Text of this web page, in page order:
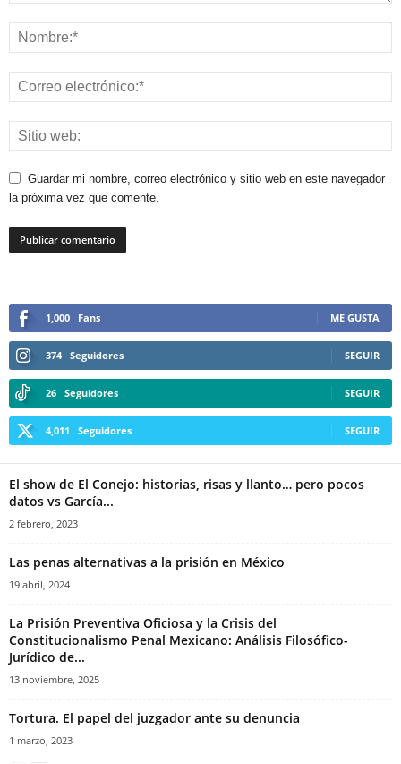
Telegram
Guardar mi nombre, correo electrónico y sitio web en este navegador
la próxima vez que comente.
1,000 Fans ME GUSTA
374 Seguidores SEGUIR
26 Seguidores SEGUIR
4,011 Seguidores SEGUIR
El show de El Conejo: historias, risas y llanto… pero pocos
datos vs García...
2 febrero, 2023
Las penas alternativas a la prisión en México
19 abril, 2024
La Prisión Preventiva Oficiosa y la Crisis del
Constitucionalismo Penal Mexicano: Análisis Filosófico-
Jurídico de...
13 noviembre, 2025
Tortura. El papel del juzgador ante su denuncia
1 marzo, 2023